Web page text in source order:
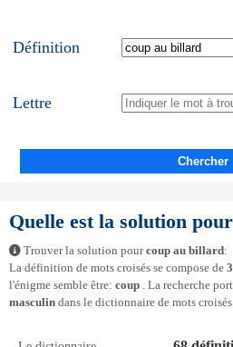
Définition
Lettre
Chercher
Quelle est la solution pour
Trouver la solution pourcoup au billard:
La définition de mots croisés se compose de
l'énigme semble être: coup . La recherche
masculin dans le dictionnaire de mots